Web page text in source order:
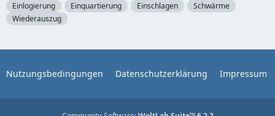
Einlogierung
Einquartierung Einschlagen
Schwärme
Wiederauszug
Nutzungsbedingungen Datenschutzerklärung Impressum